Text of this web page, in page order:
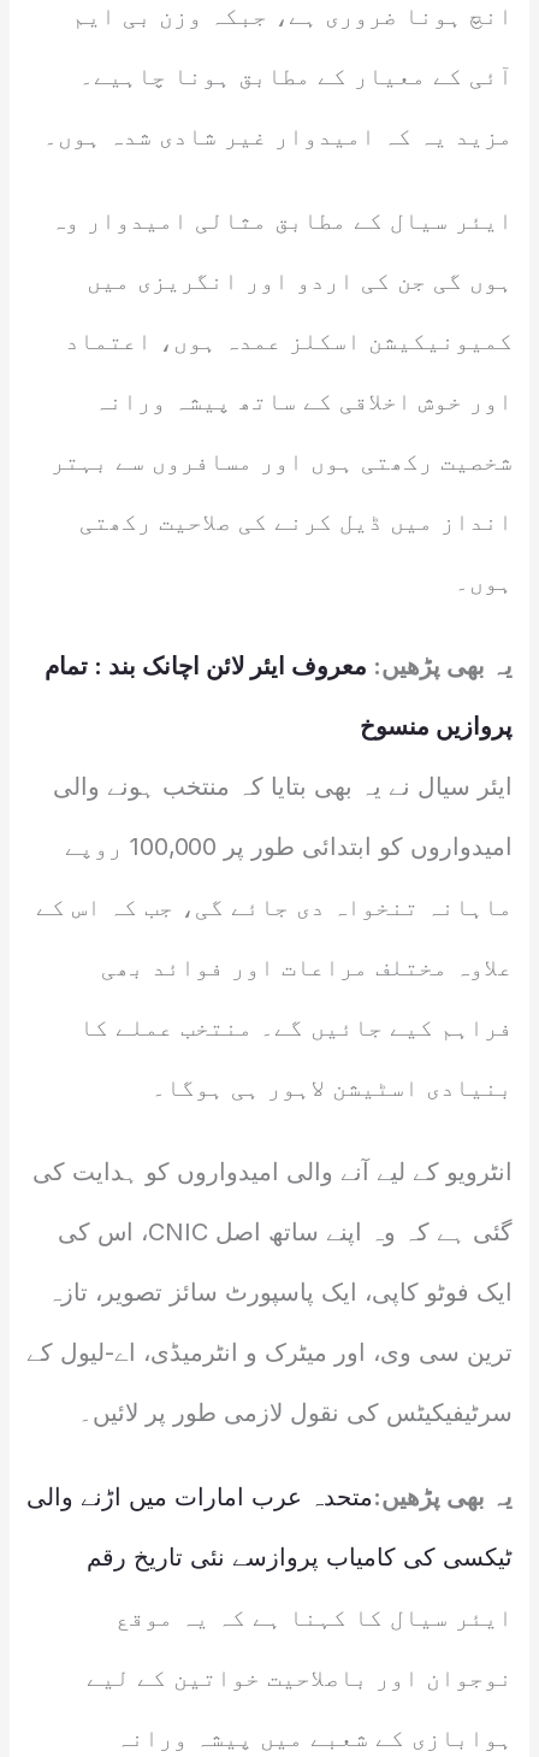
انچ ہونا ضروری ہے، جبکہ وزن بی ایم
آئی کے معیار کے مطابق ہونا چاہیے۔
مزید یہ کہ امیدوار غیر شادی شدہ ہوں۔
ایئر سیال کے مطابق مثالی امیدوار وہ
ہوں گی جن کی اردو اور انگریزی میں
کمیونیکیشن اسکلز عمدہ ہوں، اعتماد
اور خوش اخلاقی کے ساتھ پیشہ ورانہ
شخصیت رکھتی ہوں اور مسافروں سے بہتر
انداز میں ڈیل کرنے کی صلاحیت رکھتی
ہوں۔
یہ بھی پڑھیں: معروف ایئر لائن اچانک بند : تمام
پروازیں منسوخ
ایئر سیال نے یہ بھی بتایا کہ منتخب ہونے والی
امیدواروں کو ابتدائی طور پر 100,000 روپے
ماہانہ تنخواہ دی جائے گی، جب کہ اس کے
علاوہ مختلف مراعات اور فوائد بھی
فراہم کیے جائیں گے۔ منتخب عملے کا
بنیادی اسٹیشن لاہور ہی ہوگا۔
انٹرویو کے لیے آنے والی امیدواروں کو ہدایت کی
گئی ہے کہ وہ اپنے ساتھ اصل CNIC، اس کی
ایک فوٹو کاپی، ایک پاسپورٹ سائز تصویر، تازہ
ترین سی وی، اور میٹرک و انٹرمیڈی، اے-لیول کے
سرٹیفیکیٹس کی نقول لازمی طور پر لائیں۔
یہ بھی پڑھیں:متحدہ عرب امارات میں اڑنے والی
ٹیکسی کی کامیاب پروازسے نئی تاریخ رقم
ایئر سیال کا کہنا ہے کہ یہ موقع
نوجوان اور باصلاحیت خواتین کے لیے
ہوابازی کے شعبے میں پیشہ ورانہ